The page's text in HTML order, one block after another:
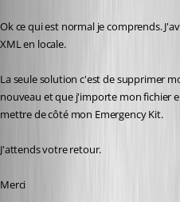
Ok ce qui est normal je comprends.
XML en locale.
La seule solution c'est de supprimer
nouveau et que j'importe mon fichier
mettre de côté mon Emergency Kit.
J'attends votre retour.
Merci